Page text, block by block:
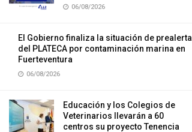
06/08/2026
El Gobierno finaliza la situación de prealerta
del PLATECA por contaminación marina en
Fuerteventura
06/08/2026
Educación y los Colegios de
Veterinarios llevarán a 60
centros su proyecto Tenencia